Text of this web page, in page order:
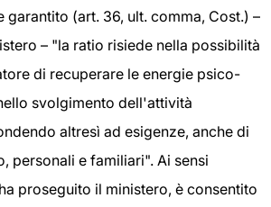
garantito (art. 36, ult. comma, Cost.) –
– "la ratio risiede nella possibilità
di recuperare le energie psico-
svolgimento dell'attività
altresì ad esigenze, anche di
personali e familiari". Ai sensi
proseguito il ministero, è consentito